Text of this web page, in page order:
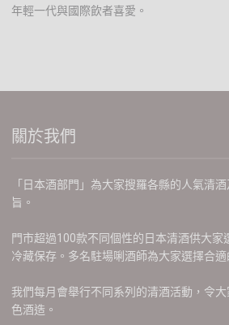
年輕一代與國際飲者喜愛。
關於我們
「日本酒部門」為大家搜羅各縣的人氣清
旨。
門市超過100款不同個性的日本清酒供大
冷藏保存。多名駐場唎酒師為大家選擇合適
我們每月會舉行不同系列的清酒活動，令
色酒造。